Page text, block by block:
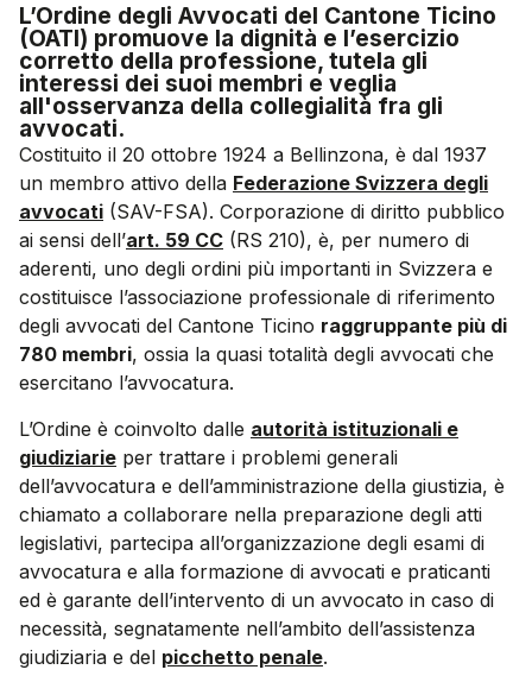
L’Ordine degli Avvocati del Cantone Ticino
(OATI) promuove la dignità e l’esercizio
corretto della professione, tutela gli
interessi dei suoi membri e veglia
all'osservanza della collegialità fra gli
avvocati.
Costituito il 20 ottobre 1924 a Bellinzona, è dal 1937
un membro attivo della Federazione Svizzera degli
avvocati (SAV-FSA). Corporazione di diritto pubblico
ai sensi dell’art. 59 CC (RS 210), è, per numero di
aderenti, uno degli ordini più importanti in Svizzera e
costituisce l’associazione professionale di riferimento
degli avvocati del Cantone Ticino raggruppante più di
780 membri, ossia la quasi totalità degli avvocati che
esercitano l’avvocatura.
L’Ordine è coinvolto dalle autorità istituzionali e
giudiziarie per trattare i problemi generali
dell’avvocatura e dell’amministrazione della giustizia, è
chiamato a collaborare nella preparazione degli atti
legislativi, partecipa all’organizzazione degli esami di
avvocatura e alla formazione di avvocati e praticanti
ed è garante dell’intervento di un avvocato in caso di
necessità, segnatamente nell’ambito dell’assistenza
giudiziaria e del picchetto penale.